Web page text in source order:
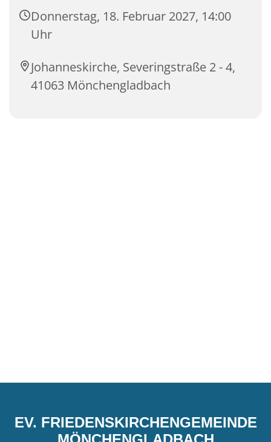
Donnerstag, 18. Februar 2027, 14:00
Uhr
Johanneskirche, Severingstraße 2 - 4,
41063 Mönchengladbach
EV. FRIEDENSKIRCHENGEMEINDE